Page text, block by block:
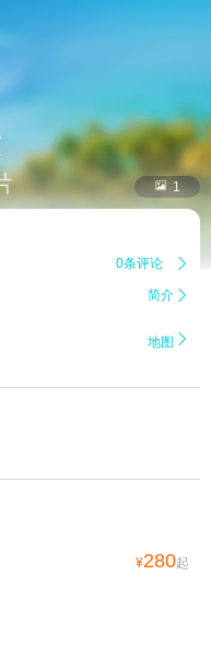
 1
0条评论 
简介 
地图 
¥280起